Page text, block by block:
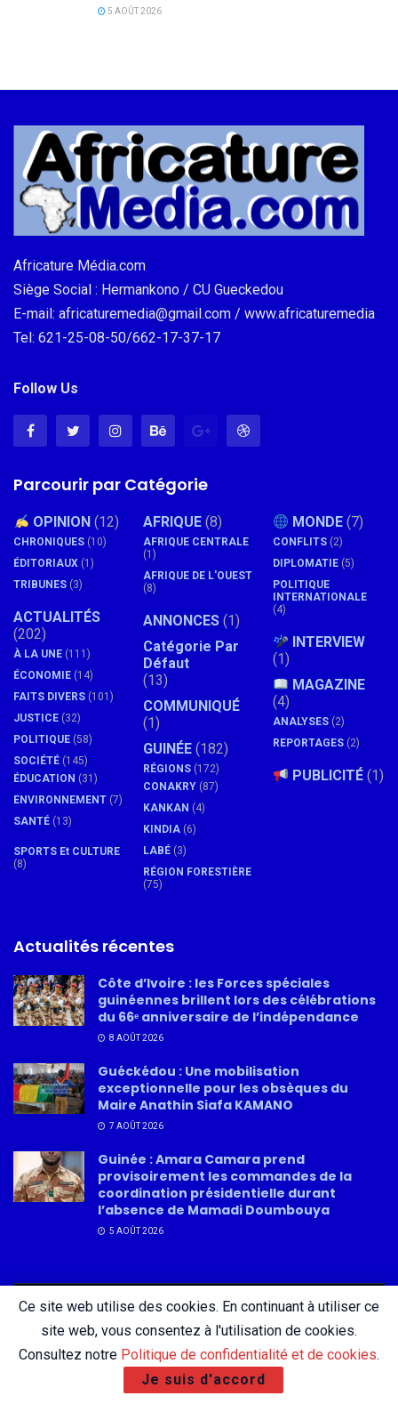
5 AOÛT 2026
Africature Média.com
Siège Social : Hermankono / CU Gueckedou
E-mail: africaturemedia@gmail.com / www.africaturemedia
Tel: 621-25-08-50/662-17-37-17
Follow Us
Parcourir par Catégorie
OPINION (12)
CHRONIQUES (10)
ÉDITORIAUX (1)
TRIBUNES (3)
ACTUALITÉS
(202)
À LA UNE (111)
ÉCONOMIE (14)
FAITS DIVERS (101)
JUSTICE (32)
POLITIQUE (58)
SOCIÉTÉ (145)
ÉDUCATION (31)
ENVIRONNEMENT (7)
SANTÉ (13)
SPORTS Et CULTURE
(8)
AFRIQUE (8)
AFRIQUE CENTRALE
(1)
AFRIQUE DE L'OUEST
(8)
ANNONCES (1)
Catégorie Par
Défaut
(13)
COMMUNIQUÉ
(1)
GUINÉE (182)
RÉGIONS (172)
CONAKRY (87)
KANKAN (4)
KINDIA (6)
LABÉ (3)
RÉGION FORESTIÈRE
(75)
MONDE (7)
CONFLITS (2)
DIPLOMATIE (5)
POLITIQUE
INTERNATIONALE
(4)
INTERVIEW
(1)
MAGAZINE
(4)
ANALYSES (2)
REPORTAGES (2)
PUBLICITÉ (1)
Actualités récentes
Côte d’Ivoire : les Forces spéciales
guinéennes brillent lors des célébrations
du 66ᵉ anniversaire de l’indépendance
8 AOÛT 2026
Guéckédou : Une mobilisation
exceptionnelle pour les obsèques du
Maire Anathin Siafa KAMANO
7 AOÛT 2026
Guinée : Amara Camara prend
provisoirement les commandes de la
coordination présidentielle durant
l’absence de Mamadi Doumbouya
5 AOÛT 2026
Advertise Privacy & Policy Contact
© 2026 AfricatureMedia.com - Tous droits réservés |
Ce site web utilise des cookies. En continuant à utiliser ce
site web, vous consentez à l'utilisation de cookies.
Consultez notre Politique de confidentialité et de cookies.
Je suis d'accord